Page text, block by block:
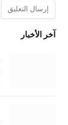
آخر الأخبار